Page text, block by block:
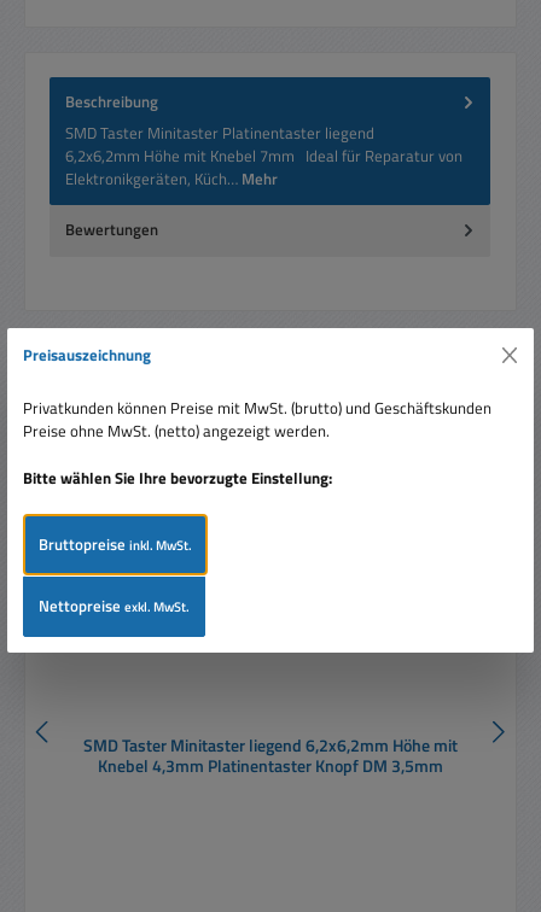
Beschreibung
SMD Taster Minitaster Platinentaster liegend
6,2x6,2mm Höhe mit Knebel 7mm Ideal für Reparatur von
Elektronikgeräten, Küch… Mehr
Bewertungen
Ähnliche Artikel
Tipp
SMD Taster Minitaster liegend 6,2x6,2mm Höhe mit
Knebel 4,3mm Platinentaster Knopf DM 3,5mm
Preisauszeichnung
Privatkunden können Preise mit MwSt. (brutto) und Geschäftskunden
Preise ohne MwSt. (netto) angezeigt werden.
Bitte wählen Sie Ihre bevorzugte Einstellung:
Bruttopreiseinkl. MwSt.
Nettopreiseexkl. MwSt.